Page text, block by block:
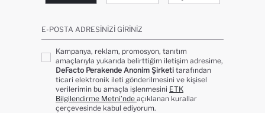
E-POSTA ADRESINIZI GIRINIZ
Kampanya, reklam, promosyon, tanıtım
amaçlarıyla yukarıda belirttiğim iletişim adresime,
DeFacto Perakende Anonim Şirketi tarafından
ticari elektronik ileti gönderilmesini ve kişisel
verilerimin bu amaçla işlenmesini ETK
Bilgilendirme Metni’nde açıklanan kurallar
çerçevesinde kabul ediyorum.